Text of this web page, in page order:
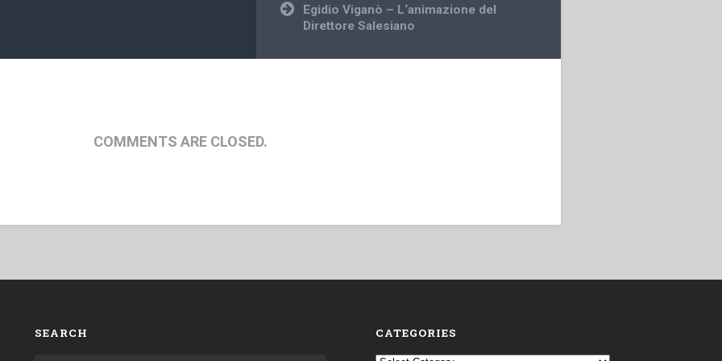
Egidio Viganò – L‘animazione del
Direttore Salesiano
COMMENTS ARE CLOSED.
SEARCH CATEGORIES